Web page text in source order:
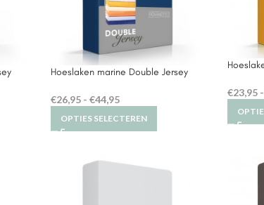
Hoeslaken marine Double Jersey
€26,95 - €44,95
OPTIES SELECTEREN
€23,95 -